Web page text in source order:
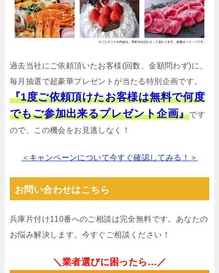
過去当社にご依頼頂いたお客様(回数、金額問わず)に、
毎月抽選で超豪華プレゼントが当たる特別企画です。
『1度ご依頼頂けたお客様は無料で何度
でもご参加出来るプレゼント企画』です
ので、この機会をお見逃しなく！
＜キャンペーンについて今すぐ確認してみる！＞
お問い合わせはこちら
兵庫片付け110番へのご相談は完全無料です。あなたの
お悩み解決します。今すぐご相談ください！
＼業者選びに困ったら…／